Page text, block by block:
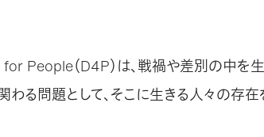
People（D4P）は、戦禍や差別の中を
わる問題として、そこに生きる人々の存